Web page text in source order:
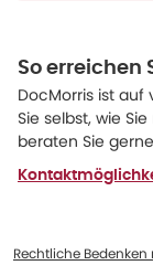
So erreichen
DocMorris ist auf
Sie selbst, wie
beraten Sie
Rechtliche Bedenken